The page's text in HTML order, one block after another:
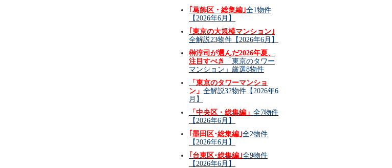
｢葛飾区・総集編｣全1物件
【2026年6月】
｢東京の大規模マンション｣
全解説23物件【2026年6月】
榊淳司が選んだ2026年夏、
注目すべき
「東京のタワー
マンション」厳選8物件
「東京のタワーマンショ
ン」 全解説32物件【2026年6
月】
「中央区・総集編」 全7物件
【2026年6月】
｢墨田区･総集編｣全2物件
【2026年6月】
｢台東区･総集編｣全9物件
【2026年6月】